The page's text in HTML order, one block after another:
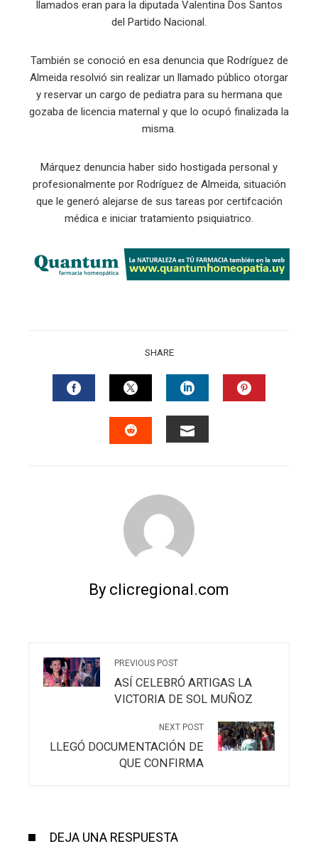
llamados eran para la diputada Valentina Dos Santos
del Partido Nacional.
También se conoció en esa denuncia que Rodríguez de
Almeida resolvió sin realizar un llamado público otorgar
y reservar un cargo de pediatra para su hermana que
gozaba de licencia maternal y que lo ocupó finalizada la
misma.
Márquez denuncia haber sido hostigada personal y
profesionalmente por Rodríguez de Almeida, situación
que le generó alejarse de sus tareas por certifcación
médica e iniciar tratamiento psiquiatrico.
SHARE
FACEBOOKTWITTERLINKEDIN
By clicregional.com
PREVIOUS POST
ASÍ CELEBRÓ ARTIGAS LA
VICTORIA DE SOL MUÑOZ
NEXT POST
LLEGÓ DOCUMENTACIÓN DE
QUE CONFIRMA
DEJA UNA RESPUESTA